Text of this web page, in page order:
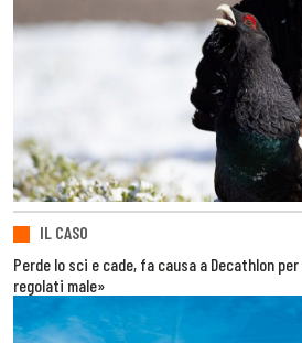
IL CASO
Perde lo sci e cade, fa causa a Decathlon
regolati male»